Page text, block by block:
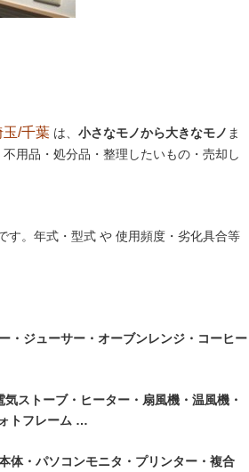
玉/千葉 は、 小さなモノから大きなモノ ま
用品・処分品・整理したいもの・売却し
す。年式・型式 や 使用頻度・劣化具合等
・ジューサー・オーブンレンジ・コーヒー
ストーブ・ヒーター・扇風機・温風機・
トフレーム …
体・パソコンモニタ・プリンター・複合